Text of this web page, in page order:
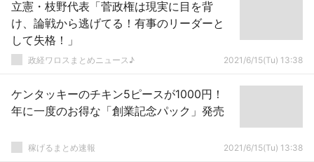
立憲・枝野代表「菅政権は現実に目を背
け、論戦から逃げてる！有事のリーダーと
して失格！」
政経ワロスまとめニュース♪ 2021/6/15(Tu) 13:38
ケンタッキーのチキン5ピースが1000円！
年に一度のお得な「創業記念パック」発売
稼げるまとめ速報 2021/6/15(Tu) 13:38